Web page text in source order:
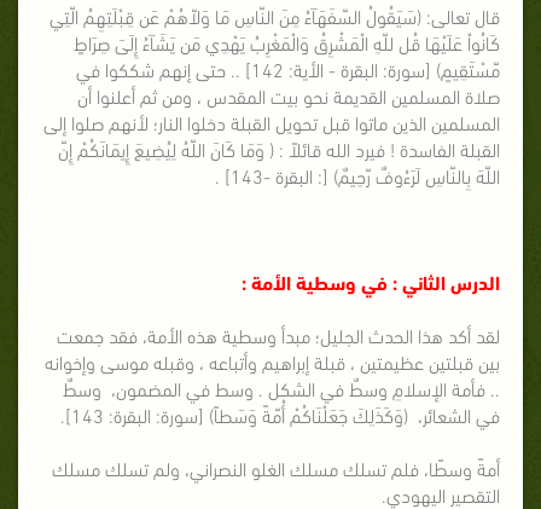
قال تعالى: (سَيَقُولُ السّفَهَآءُ مِنَ النّاسِ مَا وَلاّهُمْ عَن قِبْلَتِهِمُ الّتِي
كَانُواْ عَلَيْهَا قُل للّهِ الْمَشْرِقُ وَالْمَغْرِبُ يَهْدِي مَن يَشَآءُ إِلَىَ صِرَاطٍ
مّسْتَقِيمٍ) [سورة: البقرة - الأية: 142] .. حتى إنهم شككوا في
صلاة المسلمين القديمة نحو بيت المقدس ، ومن ثم أعلنوا أن
المسلمين الذين ماتوا قبل تحويل القبلة دخلوا النار؛ لأنهم صلوا إلى
القبلة الفاسدة ! فيرد الله قائلاً : ( وَمَا كَانَ اللّهُ لِيُضِيعَ إِيمَانَكُمْ إِنّ
اللّهَ بِالنّاسِ لَرَءُوفٌ رّحِيمٌ) [: البقرة -143] .
الدرس الثاني : في وسطية الأمة :
لقد أكد هذا الحدث الجليل؛ مبدأ وسطية هذه الأمة، فقد جمعت
بين قبلتين عظيمتين ، قبلة إبراهيم وأتباعه ، وقبله موسى وإخوانه
.. فأمة الإسلامِ وسطٌ في الشكل . وسط في المضمون، وسطٌ
في الشعائر، (وَكَذَلِكَ جَعَلْنَاكُمْ أُمّةً وَسَطاً) [سورة: البقرة: 143].
أمةً وسطًا، فلم تسلك مسلك الغلو النصراني، ولم تسلك مسلك
التقصير اليهودي.